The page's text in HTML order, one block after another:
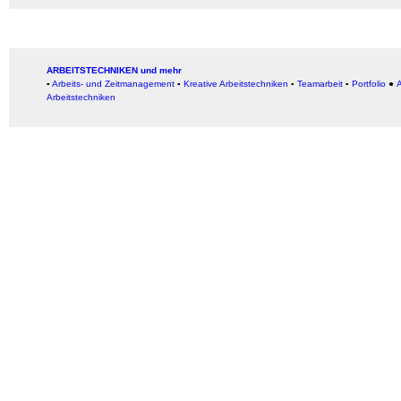
ARBEITSTECHNIKEN und mehr
▪ Arbeits- und Zeitmanagement ▪ Kreative Arbeitstechniken ▪ Teamarbeit ▪ Portfolio ●
Arbeitstechniken